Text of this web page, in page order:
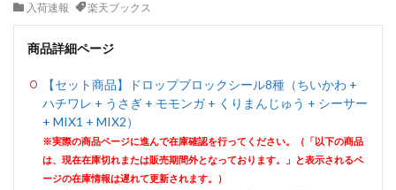
入荷速報
楽天ブックス
商品詳細ページ
【セット商品】ドロップブロックシール8種（ちいかわ +
ハチワレ + うさぎ + モモンガ + くりまんじゅう + シーサー
+ MIX1 + MIX2）
※実際の商品ページに進んで在庫確認を行ってください。（「以下の商品
は、現在在庫切れまたは販売期間外となっております。」と表示されるペ
ージの在庫情報は遅れて更新されます。）